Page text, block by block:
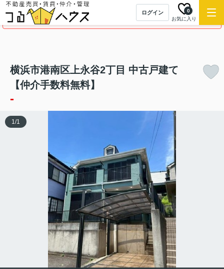
ログイン
お気に入り
0
この物件の募集は終了しました。
横浜市港南区上永谷2丁目 中古戸建て
【仲介手数料無料】
-
1/1